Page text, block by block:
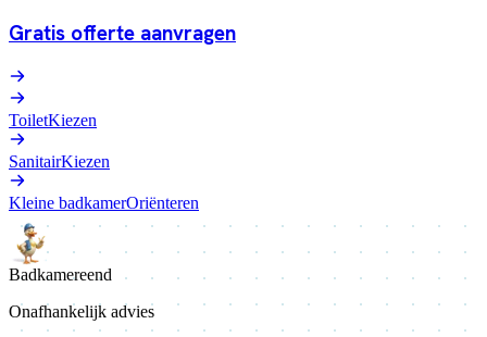
Gratis offerte aanvragen
ToiletKiezen
SanitairKiezen
Kleine badkamerOriënteren
Badkamereend
Onafhankelijk advies